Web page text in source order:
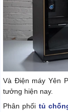
Và Điện máy Yên
tưởng hiện nay.
Phân phối tủ